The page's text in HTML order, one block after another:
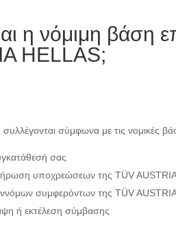
η νόμιμη βάση
HELLAS;
σύμφωνα με τις νομικές
σας
υποχρεώσεων της TÜV
συμφερόντων της TÜV
ή εκτέλεση σύμβασης